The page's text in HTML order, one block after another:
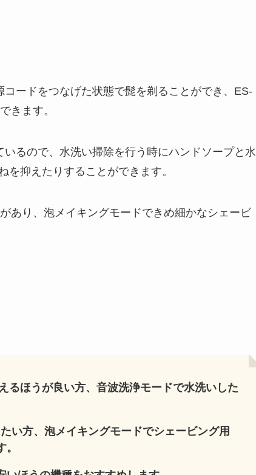
ードをつなげた状態で髭を剃ることができ、ES-
きます。
るので、水洗い掃除を行う時にハンドソープと水
を抑えたりすることができます。
あり、泡メイキングモードできめ細かなシェービ
るほうが良い方、音波洗浄モードで水洗いした
い方、泡メイキングモードでシェービング用